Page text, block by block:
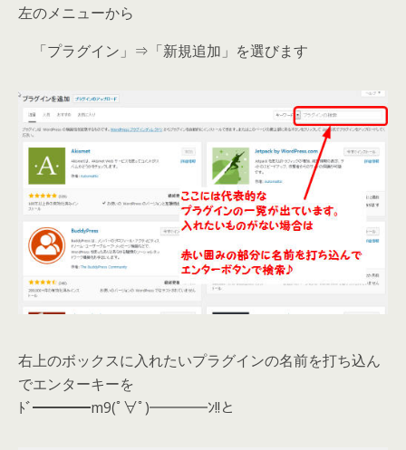
左のメニューから
「プラグイン」⇒「新規追加」を選びます
右上のボックスに入れたいプラグインの名前を打ち込ん
でエンターキーを
ﾄﾞ━━━━m9(ﾟ∀ﾟ)━━━━ﾝ!!と